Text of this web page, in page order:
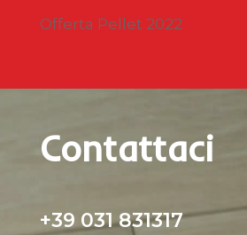
Offerta Pellet 2022
Contattaci
+39 031 831317